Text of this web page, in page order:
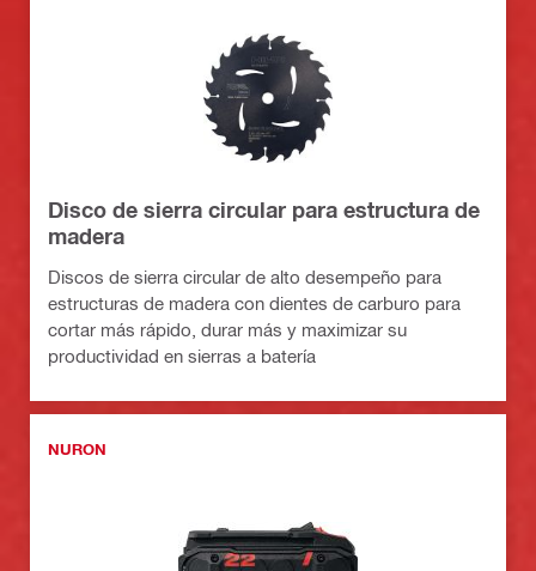
Disco de sierra circular para estructura de
madera
Discos de sierra circular de alto desempeño para
estructuras de madera con dientes de carburo para
cortar más rápido, durar más y maximizar su
productividad en sierras a batería
NURON